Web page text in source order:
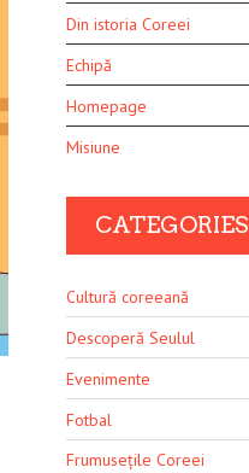
Din istoria Coreei
Echipă
Homepage
Misiune
CATEGORIES
Cultură coreeană
Descoperă Seulul
Evenimente
Fotbal
Frumusețile Coreei